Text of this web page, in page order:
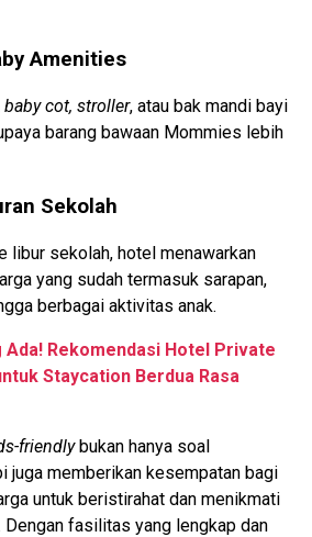
Amenities
baby cot, stroller, atau bak mandi bayi
barang bawaan Mommies lebih
Sekolah
libur sekolah, hotel menawarkan
yang sudah termasuk sarapan,
berbagai aktivitas anak.
Ada! Rekomendasi Hotel Private
Staycation Berdua Rasa
friendlybukan hanya soal
juga memberikan kesempatan bagi
untuk beristirahat dan menikmati
fasilitas yang lengkap dan